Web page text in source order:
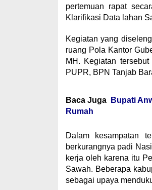
pertemuan rapat
Klarifikasi Data lahan
Kegiatan yang
ruang Pola Kantor
MH. Kegiatan
PUPR, BPN Tanjab
Baca Juga
Bupati
Rumah
Dalam kesampatan
berkurangnya padi
kerja oleh karena itu
Sawah. Beberapa
sebagai upaya